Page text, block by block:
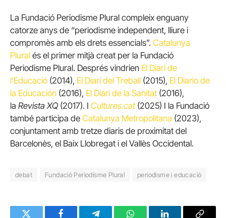
La Fundació Periodisme Plural compleix enguany
catorze anys de “periodisme independent, lliure i
compromès amb els drets essencials”. Catalunya
Plural és el primer mitjà creat per la Fundació
Periodisme Plural. Després vindrien El Diari de
l’Educació (2014), El Diari del Treball (2015), El Diario de
la Educación (2016), El Diari de la Sanitat (2016),
la Revista XQ (2017). I Cultures.cat(2025) I la Fundació
també participa de Catalunya Metropolitana (2023),
conjuntament amb tretze diaris de proximitat del
Barcelonès, el Baix Llobregat i el Vallès Occidental.
debat Fundació Periodisme Plural periodisme i educació